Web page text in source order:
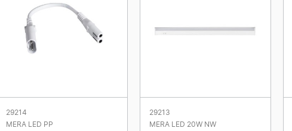
29214
MERA LED PP
29213
MERA LED 20W NW